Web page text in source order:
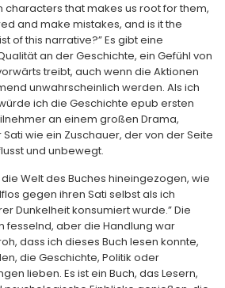
characters that makes us root for them,
and make mistakes, and is it the
of this narrative?” Es gibt eine
an der Geschichte, ein Gefühl von
treibt, auch wenn die Aktionen
unwahrscheinlich werden. Als ich
ich die Geschichte epub ersten
an einem großen Drama,
wie ein Zuschauer, der von der Seite
und unbewegt.
Welt des Buches hineingezogen, wie
gegen ihren Sati selbst als ich
Dunkelheit konsumiert wurde.” Die
fesselnd, aber die Handlung war
dass ich dieses Buch lesen konnte,
die Geschichte, Politik oder
lieben. Es ist ein Buch, das Lesern,